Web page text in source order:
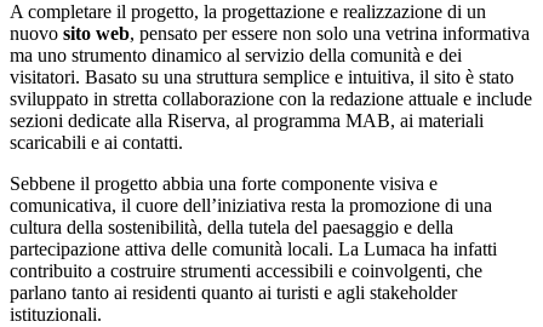
A completare il progetto, la progettazione e realizzazione di un
nuovo sito web, pensato per essere non solo una vetrina informativa
ma uno strumento dinamico al servizio della comunità e dei
visitatori. Basato su una struttura semplice e intuitiva, il sito è stato
sviluppato in stretta collaborazione con la redazione attuale e include
sezioni dedicate alla Riserva, al programma MAB, ai materiali
scaricabili e ai contatti.
Sebbene il progetto abbia una forte componente visiva e
comunicativa, il cuore dell’iniziativa resta la promozione di una
cultura della sostenibilità, della tutela del paesaggio e della
partecipazione attiva delle comunità locali. La Lumaca ha infatti
contribuito a costruire strumenti accessibili e coinvolgenti, che
parlano tanto ai residenti quanto ai turisti e agli stakeholder
istituzionali.